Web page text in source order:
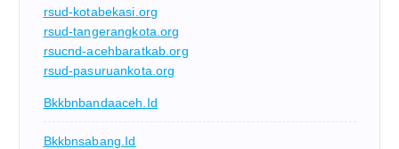
rsud-kotabekasi.org
rsud-tangerangkota.org
rsucnd-acehbaratkab.org
rsud-pasuruankota.org
Bkkbnbandaaceh.id
Bkkbnsabang.id